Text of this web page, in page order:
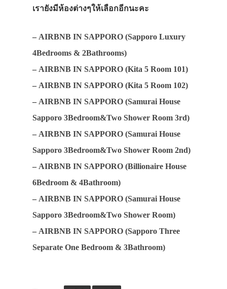
เรายังมีห้องต่างๆให้เลือกอีกนะคะ
– AIRBNB IN SAPPORO (Sapporo Luxury
4Bedrooms & 2Bathrooms)
– AIRBNB IN SAPPORO (Kita 5 Room 101)
– AIRBNB IN SAPPORO (Kita 5 Room 102)
– AIRBNB IN SAPPORO (Samurai House
Sapporo 3Bedroom&Two Shower Room 3rd)
– AIRBNB IN SAPPORO (Samurai House
Sapporo 3Bedroom&Two Shower Room 2nd)
– AIRBNB IN SAPPORO (Billionaire House
6Bedroom & 4Bathroom)
– AIRBNB IN SAPPORO (Samurai House
Sapporo 3Bedroom&Two Shower Room)
– AIRBNB IN SAPPORO (Sapporo Three
Separate One Bedroom & 3Bathroom)